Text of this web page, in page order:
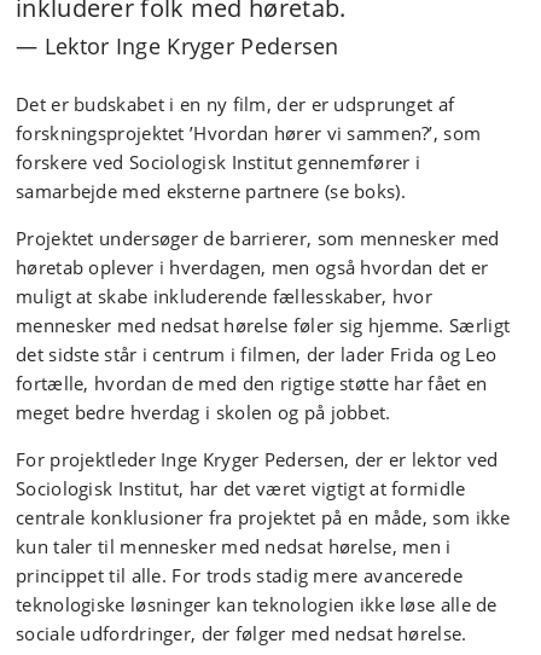
inkluderer folk med høretab.
Lektor Inge Kryger Pedersen
Det er budskabet i en ny film, der er udsprunget af
forskningsprojektet ’Hvordan hører vi sammen?’, som
forskere ved Sociologisk Institut gennemfører i
samarbejde med eksterne partnere (se boks).
Projektet undersøger de barrierer, som mennesker med
høretab oplever i hverdagen, men også hvordan det er
muligt at skabe inkluderende fællesskaber, hvor
mennesker med nedsat hørelse føler sig hjemme. Særligt
det sidste står i centrum i filmen, der lader Frida og Leo
fortælle, hvordan de med den rigtige støtte har fået en
meget bedre hverdag i skolen og på jobbet.
For projektleder Inge Kryger Pedersen, der er lektor ved
Sociologisk Institut, har det været vigtigt at formidle
centrale konklusioner fra projektet på en måde, som ikke
kun taler til mennesker med nedsat hørelse, men i
princippet til alle. For trods stadig mere avancerede
teknologiske løsninger kan teknologien ikke løse alle de
sociale udfordringer, der følger med nedsat hørelse.